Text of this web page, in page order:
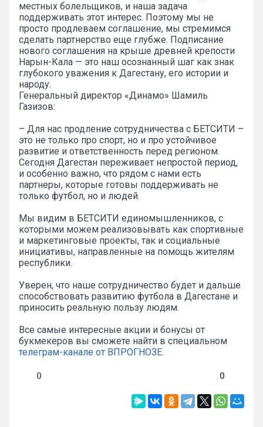
местных болельщиков, и наша задача
поддерживать этот интерес. Поэтому мы не
просто продлеваем соглашение, мы стремимся
сделать партнерство еще глубже. Подписание
нового соглашения на крыше древней крепости
Нарын-Кала — это наш осознанный шаг как знак
глубокого уважения к Дагестану, его истории и
народу.
Генеральный директор «Динамо» Шамиль
Газизов:
– Для нас продление сотрудничества с БЕТСИТИ –
это не только про спорт, но и про устойчивое
развитие и ответственность перед регионом.
Сегодня Дагестан переживает непростой период,
и особенно важно, что рядом с нами есть
партнеры, которые готовы поддерживать не
только футбол, но и людей.
Мы видим в БЕТСИТИ единомышленников, с
которыми можем реализовывать как спортивные
и маркетинговые проекты, так и социальные
инициативы, направленные на помощь жителям
республики.
Уверен, что наше сотрудничество будет и дальше
способствовать развитию футбола в Дагестане и
приносить реальную пользу людям.
Все самые интересные акции и бонусы от
букмекеров вы сможете найти в специальном
телеграм-канале от ВПРОГНОЗЕ.
0 0